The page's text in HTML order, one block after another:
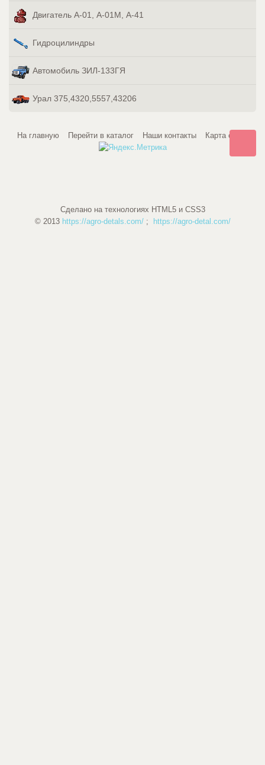
Двигатель А-01, А-01М, А-41
Гидроцилиндры
Автомобиль ЗИЛ-133ГЯ
Урал 375,4320,5557,43206
На главную Перейти в каталог Наши контакты Карта сайта
Сделано на технологиях HTML5 и CSS3
© 2013 https://agro-detals.com/; https://agro-detal.com/